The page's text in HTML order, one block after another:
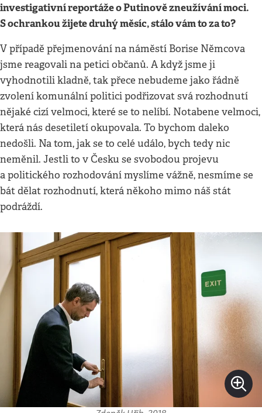
investigativní reportáže o Putinově zneužívání moci.
S ochrankou žijete druhý měsíc, stálo vám to za to?
V případě přejmenování na náměstí Borise Němcova
jsme reagovali na petici občanů. A když jsme ji
vyhodnotili kladně, tak přece nebudeme jako řádně
zvolení komunální politici podřizovat svá rozhodnutí
nějaké cizí velmoci, které se to nelíbí. Notabene velmoci,
která nás desetiletí okupovala. To bychom daleko
nedošli. Na tom, jak se to celé událo, bych tedy nic
neměnil. Jestli to v Česku se svobodou projevu
a politického rozhodování myslíme vážně, nesmíme se
bát dělat rozhodnutí, která někoho mimo náš stát
podráždí.